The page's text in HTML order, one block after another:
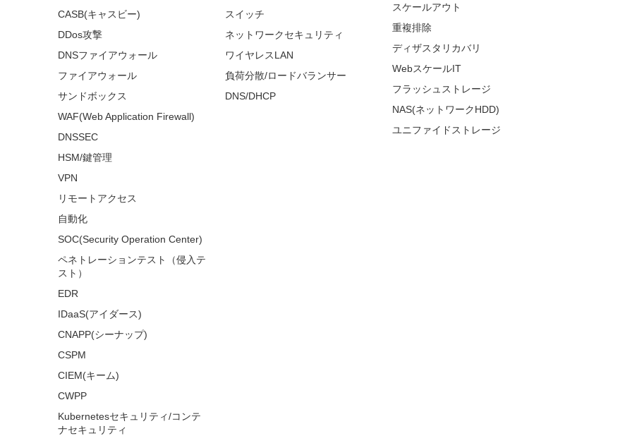
CASB(キャスビー)
DDos攻撃
DNSファイアウォール
ファイアウォール
サンドボックス
WAF(Web Application Firewall)
DNSSEC
HSM/鍵管理
VPN
リモートアクセス
自動化
SOC(Security Operation Center)
ペネトレーションテスト（侵入テ
スト）
EDR
IDaaS(アイダース)
CNAPP(シーナップ)
CSPM
CIEM(キーム)
CWPP
Kubernetesセキュリティ/コンテ
ナセキュリティ
スイッチ
ネットワークセキュリティ
ワイヤレスLAN
負荷分散/ロードバランサー
DNS/DHCP
スケールアウト
重複排除
ディザスタリカバリ
WebスケールIT
フラッシュストレージ
NAS(ネットワークHDD)
ユニファイドストレージ